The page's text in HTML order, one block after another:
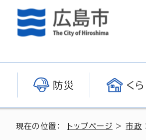
防災 く
現在の位置： トップページ >市政